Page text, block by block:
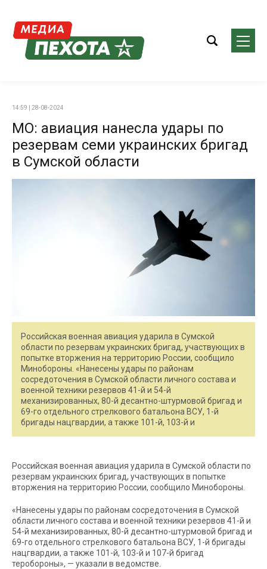
14:59 | 28-08-2024
МО: авиация нанесла удары по
резервам семи украинских бригад
в Сумской области
Российская военная авиация ударила в Сумской
области по резервам украинских бригад, участвующих в
попытке вторжения на территорию России, сообщило
Минобороны. «Нанесены удары по районам
сосредоточения в Сумской области личного состава и
военной техники резервов 41-й и 54-й
механизированных, 80-й десантно-штурмовой бригад и
69-го отдельного стрелкового батальона ВСУ, 1-й
бригады нацгвардии, а также 101-й, 103-й и
Российская военная авиация ударила в Сумской области по
резервам украинских бригад, участвующих в попытке
вторжения на территорию России, сообщило Минобороны.
«Нанесены удары по районам сосредоточения в Сумской
области личного состава и военной техники резервов 41-й и
54-й механизированных, 80-й десантно-штурмовой бригад и
69-го отдельного стрелкового батальона ВСУ, 1-й бригады
нацгвардии, а также 101-й, 103-й и 107-й бригад
теробороны», — указали в ведомстве.